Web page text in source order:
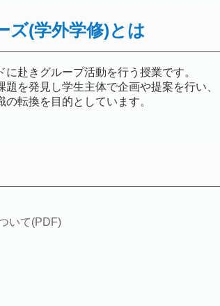
ズ(学外学修)とは
赴きグループ活動を行う授業です。
を発見し学生主体で企画や提案を行い、
転換を目的としています。
いて(PDF)